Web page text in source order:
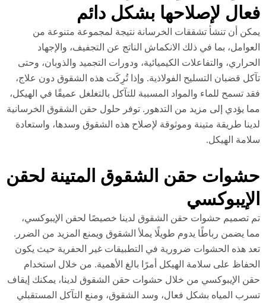
لإصلاحها بشكل دائم
أن تنشأ تشققات الخرسانة نتيجة لمجموعة متنوعة من
بما في ذلك الانكماش الناتج عن التجفيف، والإجهاد
والتفاعلات الكيميائية، ودورات التجميد والذوبان، وحتى
قضبان التسليح الفولاذية. وإذا تُرِكَت هذه الشقوق دون علاج،
تسمح للماء والمواد المسببة للتآكل بالتغلغل عميقًا في الهيكل،
يؤدي إلى مزيد من التدهور. توفر حلول حقن الشقوق الخرسانية
طريقة متينة وموثوقة لإصلاح هذه الشقوق وسدها، واستعادة
الهيكل.
حقن الشقوق المتينة لحقن
تصميم حشوات حقن الشقوق لدينا خصيصًا لحقن الإيبوكسي،
يضمن رباطًا يدوم طويلًا يملأ الشقوق ويمنع المزيد من الضرر.
هذه الحشوات ضرورية في التطبيقات غير الحفرية حيث يكون
على سلامة الهيكل أمرًا بالغ الأهمية. من خلال استخدام
الإيبوكسي من خلال حشوات حقن الشقوق لدينا، يمكنك إيقاف
المياه بشكل فعال، وسد الشقوق، ومنع التآكل المستقبلي